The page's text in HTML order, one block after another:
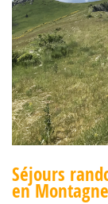
Séjours
en Montagne